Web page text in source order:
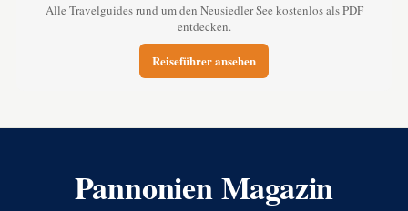
Alle Travelguides rund um den Neusiedler See kostenlos als PDF
entdecken.
Reiseführer ansehen
Pannonien Magazin